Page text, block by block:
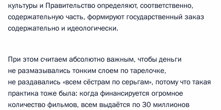
культуры и Правительство определяют, соответственно,
содержательную часть, формируют государственный заказ
содержательно и идеологически.
При этом считаем абсолютно важным, чтобы деньги
не размазывались тонким слоем по тарелочке,
не раздавались «всем сёстрам по серьгам», потому что такая
практика тоже была: когда финансируется огромное
количество фильмов, всем выдаётся по 30 миллионов